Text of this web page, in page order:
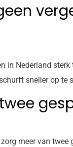
Nederland
sneller op
meer van